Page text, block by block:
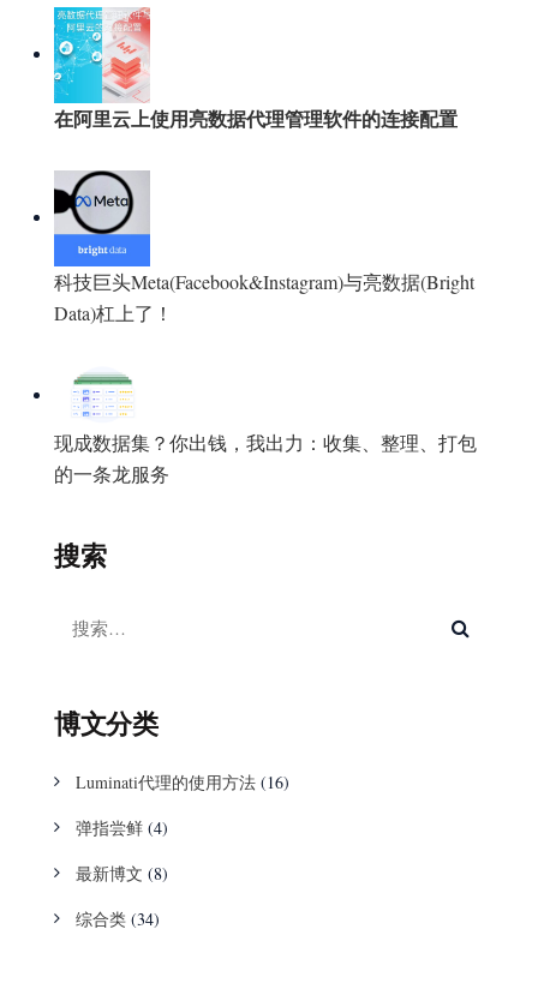
在阿里云上使用亮数据代理管理软件的连接配置
科技巨头Meta(Facebook&Instagram)与亮数据(Bright
Data)杠上了！
现成数据集？你出钱，我出力：收集、整理、打包
的一条龙服务
搜索
博文分类
Luminati代理的使用方法 (16)
弹指尝鲜 (4)
最新博文 (8)
综合类 (34)